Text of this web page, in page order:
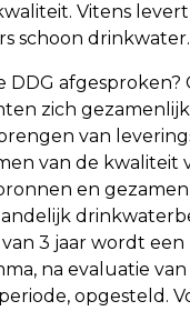
Vitens levert
schoon drinkwater.
DDG afgesproken?
zich gezamenlijk
van
van de kwaliteit
en
3 jaar wordt een
na evaluatie van
opgesteld.